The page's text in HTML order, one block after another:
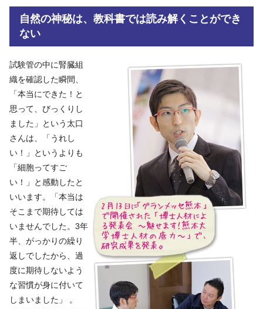
自然の神秘は、教科書では読み解くことができ
ない
試験管の中に腎臓組
織を確認した瞬間、
「本当にできた！と
思って、びっくりし
ました」という太口
さんは、「うれし
い！」というよりも
「細胞ってすご
い！」と感動したと
いいます。「本当は
そこまで期待しては
いませんでした。3年
半、がっかりの繰り
返しでしたから、過
度に期待しないよう
な習慣が身に付いて
しまいました」 。